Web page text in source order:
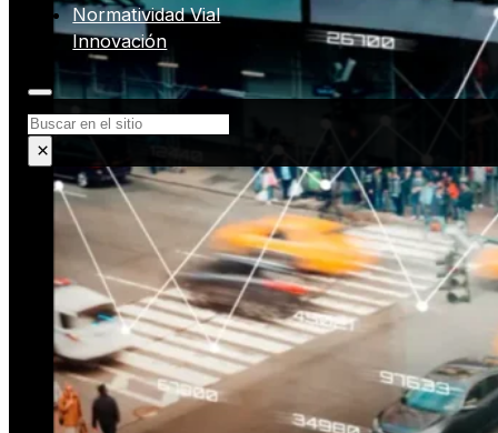
Normatividad Vial
Innovación
Buscar
×